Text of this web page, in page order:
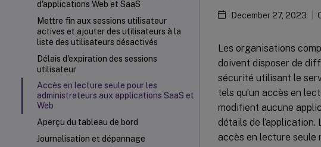
d'applications Web et SaaS
Mettre fin aux sessions utilisateur
actives et ajouter des utilisateurs à la
liste des utilisateurs désactivés
Délais d'expiration des sessions
utilisateur
Accès en lecture seule pour les
administrateurs aux applications SaaS et
Web
Aperçu du tableau de bord
Journalisation et dépannage
December 27, 2023
Les organisations
doivent disposer de
sécurité utilisant le
tels qu’un accès en
modifient aucune
détails de
accès en lecture seule